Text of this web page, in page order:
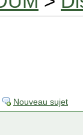
Nouveau sujet